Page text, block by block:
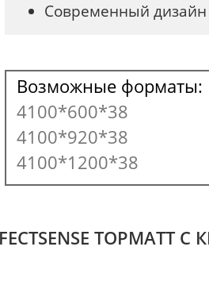
Современный
Возможные форматы:
4100*600*38
4100*920*38
4100*1200*38
TOPMATT